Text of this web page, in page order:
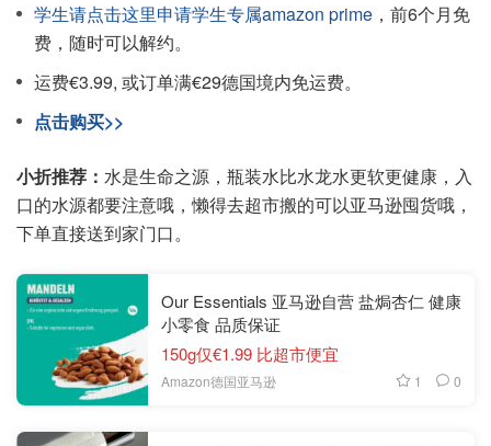
学生请点击这里申请学生专属amazon prime ，前6个月免
费，随时可以解约。
运费€3.99, 或订单满€29德国境内免运费。
点击购买>>
小折推荐： 水是生命之源，瓶装水比水龙水更软更健康，入
口的水源都要注意哦，懒得去超市搬的可以亚马逊囤货哦，
下单直接送到家门口。
Our Essentials 亚马逊自营 盐焗杏仁 健康
小零食 品质保证
150g仅€1.99 比超市便宜
Amazon德国亚马逊 1 0